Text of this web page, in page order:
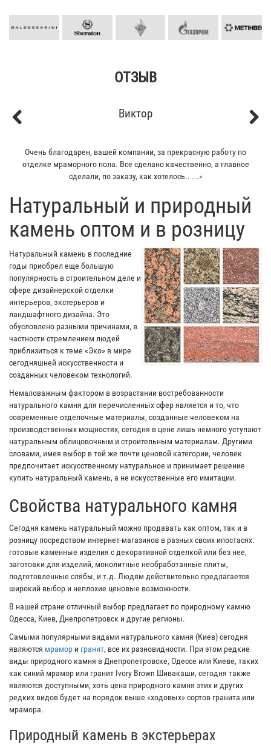
ОТЗЫВ
Кирилл
Мой отец заказывал плитку из гранита для своего дома. Больше
всего понравилось - индивидуальный подход к клиенту. Отец
остался очень доволен......»
​Натуральный и природный
камень оптом и в розницу
Натуральный камень в последние
годы приобрел еще большую
популярность в строительном деле и
сфере дизайнерской отделки
интерьеров, экстерьеров и
ландшафтного дизайна. Это
обусловлено разными причинами, в
частности стремлением людей
приблизиться к теме «Эко» в мире
сегодняшней искусственности и
созданных человеком технологий.
Немаловажным фактором в возрастании востребованности
натурального камня для перечисленных сфер является и то, что
современные отделочные материалы, созданные человеком на
производственных мощностях, сегодня в цене лишь немного уступают
натуральным облицовочным и строительным материалам. Другими
словами, имея выбор в той же почти ценовой категории, человек
предпочитает искусственному натуральное и принимает решение
купить натуральный камень, а не искусственные его имитации.
Свойства натурального камня
Сегодня камень натуральный можно продавать как оптом, так и в
розницу посредством интернет-магазинов в разных своих ипостасях:
готовые каменные изделия с декоративной отделкой или без нее,
заготовки для изделий, монолитные необработанные плиты,
подготовленные слябы, и т.д. Людям действительно предлагается
широкий выбор и неплохие ценовые возможности.
В нашей стране отличный выбор предлагает по природному камню
Одесса, Киев, Днепропетровск и другие регионы.
Самыми популярными видами натурального камня (Киев) сегодня
являются мрамор и гранит, все их разновидности. При этом редкие
виды природного камня в Днепропетровске, Одессе или Киеве, таких
как синий мрамор или гранит Ivory Brown Шивакаши, сегодня также
являются доступными, хоть цена природного камня этих и других
редких видов будет на порядок выше «ходовых» сортов гранита или
мрамора.
Природный камень в экстерьерах